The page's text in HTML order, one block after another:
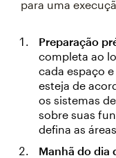
para uma
Preparação
completa ao
cada espaço
esteja de
os sistemas
sobre suas
defina as
Manhã do dia